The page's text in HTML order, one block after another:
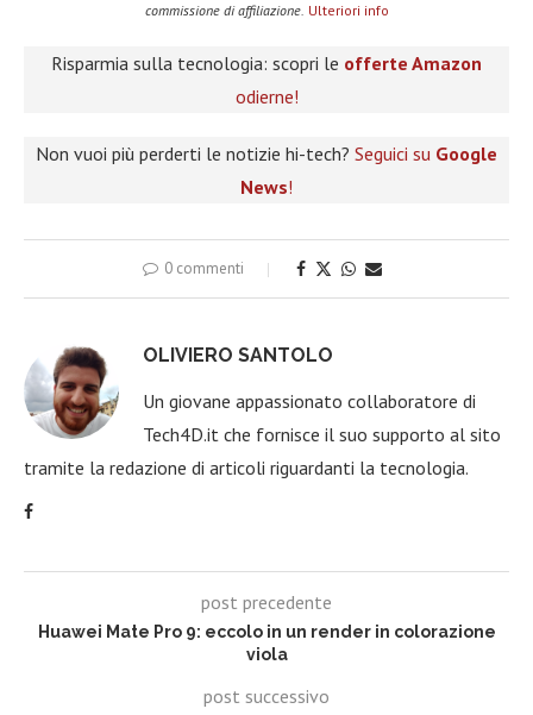
commissione di affiliazione. Ulteriori info
Risparmia sulla tecnologia: scopri le offerte Amazon
odierne!
Non vuoi più perderti le notizie hi-tech? Seguici su Google
News!
0 commenti
OLIVIERO SANTOLO
Un giovane appassionato collaboratore di
Tech4D.it che fornisce il suo supporto al sito
tramite la redazione di articoli riguardanti la tecnologia.
post precedente
Huawei Mate Pro 9: eccolo in un render in colorazione
viola
post successivo